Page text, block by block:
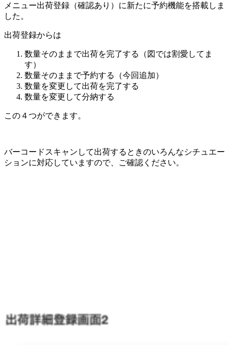
メニュー出荷登録（確認あり）に新たに予約機能を搭載しま
した。
出荷登録からは
数量そのままで出荷を完了する（図では割愛してま
す）
数量そのままで予約する（今回追加）
数量を変更して出荷を完了する
数量を変更して分納する
この４つができます。
バーコードスキャンして出荷するときのいろんなシチュエー
ションに対応していますので、ご確認ください。